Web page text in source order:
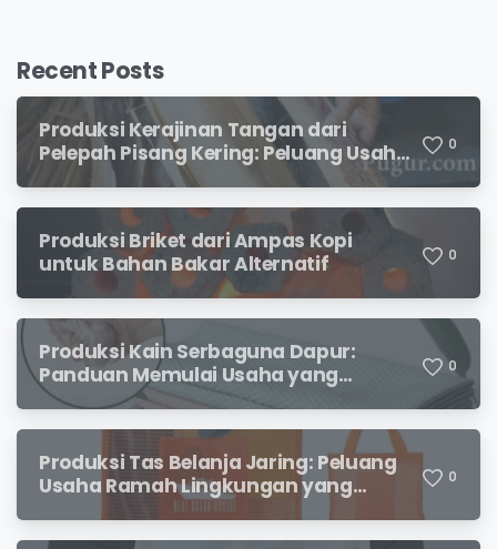
Recent Posts
Produksi Kerajinan Tangan dari
Pelepah Pisang Kering: Peluang Usaha
Kreatif Bernilai Jual
0
Produksi Briket dari Ampas Kopi
untuk Bahan Bakar Alternatif
0
Produksi Kain Serbaguna Dapur:
Panduan Memulai Usaha yang
Menjanjikan untuk Pebisnis Pemula
0
Produksi Tas Belanja Jaring: Peluang
Usaha Ramah Lingkungan yang
0